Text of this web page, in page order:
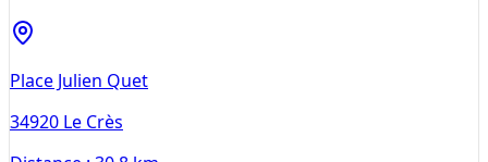
Place Julien Quet
34920 Le Crès